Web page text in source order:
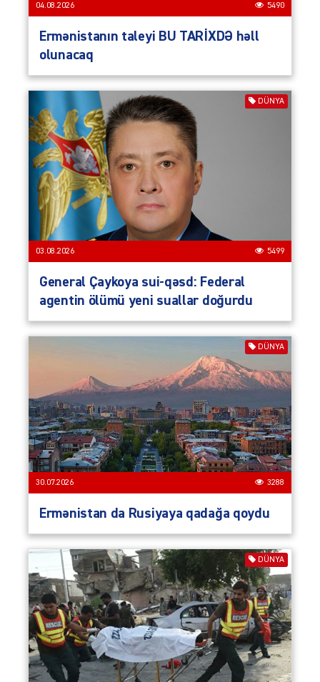
04.08.2026 5490
Ermənistanın taleyi BU TARİXDƏ həll
olunacaq
DÜNYA
03.08.2026 5499
General Çaykoya sui-qəsd: Federal
agentin ölümü yeni suallar doğurdu
DÜNYA
30.07.2026 3288
Ermənistan da Rusiyaya qadağa qoydu
DÜNYA